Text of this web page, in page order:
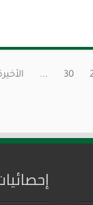
30
...